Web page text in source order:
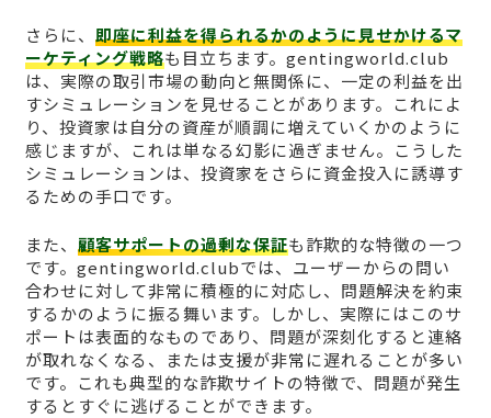
さらに、 即座に利益を得られるかのように見せかけるマ
ーケティング戦略も目立ちます。gentingworld.club
は、実際の取引市場の動向と無関係に、一定の利益を出
すシミュレーションを見せることがあります。これによ
り、投資家は自分の資産が順調に増えていくかのように
感じますが、これは単なる幻影に過ぎません。こうした
シミュレーションは、投資家をさらに資金投入に誘導す
るための手口です。
また、 顧客サポートの過剰な保証も詐欺的な特徴の一つ
です。gentingworld.clubでは、ユーザーからの問い
合わせに対して非常に積極的に対応し、問題解決を約束
するかのように振る舞います。しかし、実際にはこのサ
ポートは表面的なものであり、問題が深刻化すると連絡
が取れなくなる、または支援が非常に遅れることが多い
です。これも典型的な詐欺サイトの特徴で、問題が発生
するとすぐに逃げることができます。